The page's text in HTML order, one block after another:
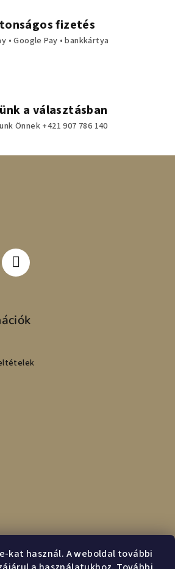
kat használ. A weboldal további
fizetés
• Google Pay • bankkártya
a választásban
Önnek +421 907 786 140
biztosítunk